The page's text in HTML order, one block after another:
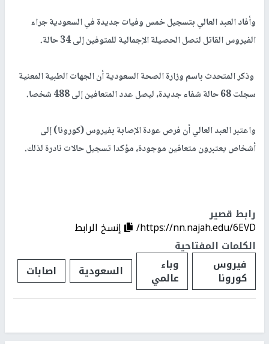
وأفاد العبد العالي بتسجيل خمس وفيات جديدة في السعودية جراء
الفيروس القاتل لتصل الحصيلة الإجمالية للمتوفين إلى 34 حالة.
وذكر المتحدث باسم وزارة الصحة السعودية أن الجهات الطبية المعنية
سجلت 68 حالة شفاء جديدة، ليصل عدد المتعافين إلى 488 شخصا.
واعتبر العبد العالي أن فرص عودة الإصابة بفيروس (كورونا) إلى
أشخاص يعتبرون متعافين موجودة، مؤكدا تسجيل حالات نادرة لذلك.
رابط قصير
https://nn.najah.edu/6EVD/
إنسخ الرابط
الكلمات المفتاحية
فيروس
كورونا
وباء
عالمي السعودية اصابات